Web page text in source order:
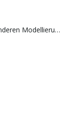
Verwenden von SketchUp-Daten mit anderen Modellierungsprogrammen oder Tools